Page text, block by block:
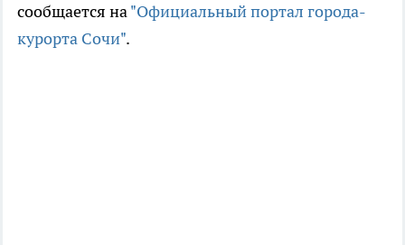
сообщается на"Официальный портал города-
курорта Сочи".